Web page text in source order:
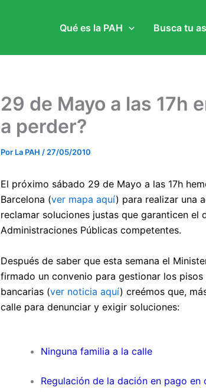
Qué es la PAH Busca tu
29 de Mayo a las 17h
a perder?
Por La PAH / 27/05/2010
El próximo sábado 29 de Mayo a las 17h
Barcelona (ver mapa aquí) para realizar una
reclamar soluciones justas que garanticen el
Administraciones Públicas competentes.
Después de saber que esta semana el
firmado un convenio para gestionar los
bancarias (ver noticia aquí) creémos que,
calle para denunciar y exigir soluciones:
Ninguna familia a la calle
Regulación de la dación en pago